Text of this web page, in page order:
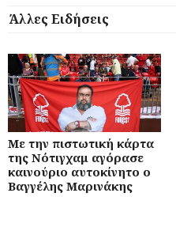
Άλλες Ειδήσεις
Με την πιστωτική κάρτα
της Νότιγχαμ αγόρασε
καινούριο αυτοκίνητο ο
Βαγγέλης Μαρινάκης